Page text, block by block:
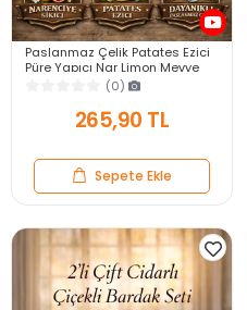
Paslanmaz Çelik Patates Ezici
Püre Yapıcı Nar Limon Mevye
Sıkacağı Büyük Hazneli Ezici
(0)
265,90 TL
Sepete Ekle